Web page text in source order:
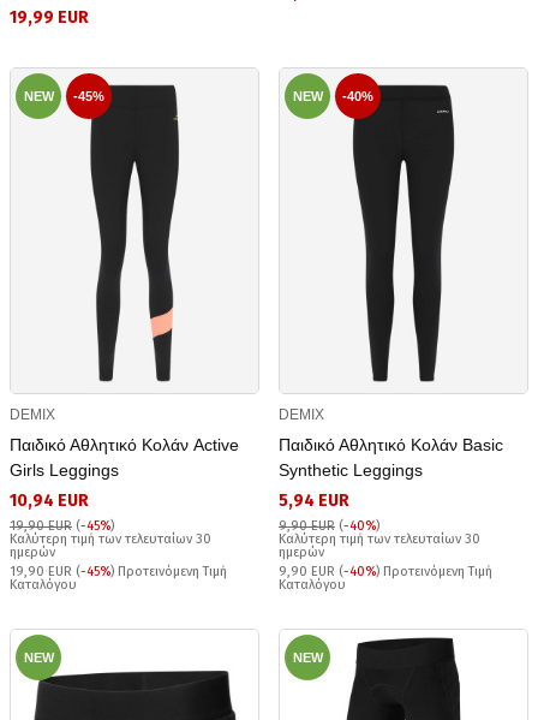
19,99 EUR
NEW -45%
DEMIX
Παιδικό Αθλητικό Κολάν Active
Girls Leggings
10,94 EUR
19,90 EUR (-45%)
Καλύτερη τιμή των τελευταίων 30
ημερών
19,90 EUR (-45%) Προτεινόμενη Τιμή
Καταλόγου
NEW -40%
DEMIX
Παιδικό Αθλητικό Κολάν Basic
Synthetic Leggings
5,94 EUR
9,90 EUR (-40%)
Καλύτερη τιμή των τελευταίων 30
ημερών
9,90 EUR (-40%) Προτεινόμενη Τιμή
Καταλόγου
NEW NEW